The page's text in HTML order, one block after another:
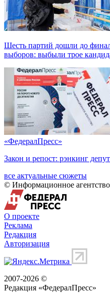
Шесть партий дошли до
выборов: выбыли трое
«ФедералПресс»
Закон и репост: рэнкинг
все актуальные сюжеты
© Информационное
О проекте
Реклама
Редакция
Авторизация
2007-2026 ©
Редакция «ФедералПресс»